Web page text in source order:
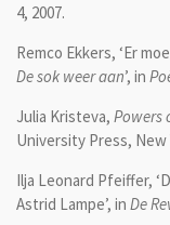
4, 2007.
Remco Ekkers, ‘Er
De sok weer aan’, in
Julia Kristeva, Powers
University Press, New
Ilja Leonard Pfeiffer,
Astrid Lampe’, in De